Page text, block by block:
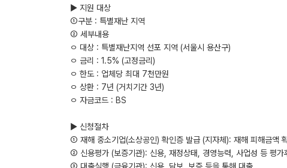
▶ 지원 대상
①구분 : 특별재난 지역
② 세부내용
ㅇ 대상 : 특별재난지역 선포 지역 (서울시 용산구)
ㅇ 금리 : 1.5% (고정금리)
ㅇ 한도 : 업체당 최대 7천만원
ㅇ 상환 : 7년 (거치기간 3년)
ㅇ 자금코드 : BS
▶ 신청절차
① 재해 중소기업(소상공인) 확인증 발급 (지자체): 재해 피해금액
② 신용평가 (보증기관): 신용, 재정상태, 경영능력, 사업성 등 평가